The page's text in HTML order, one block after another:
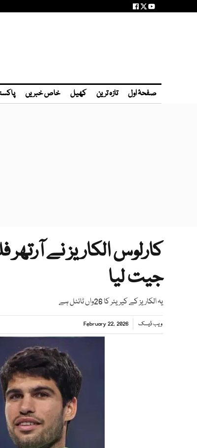
صفحۂ اول تازہ ترین کھیل خاص خبریں
کارلوس الکاریز نے
جیت لیا
یہ الکاریز کے کیریئر کا 26واں ٹائٹل ہے
ویب ڈیسک February 22, 2026